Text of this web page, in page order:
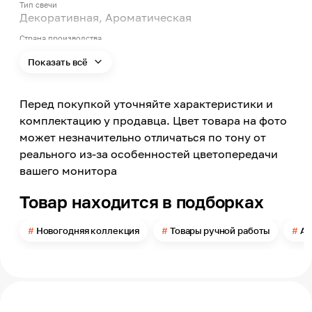
Тип свечи
Декоративная, Ароматическая
Страна производства
Семейство аромата
Гурманский
Ноты аромата
Мускус, Сандал, Лимон, Пачули, Карамель,
Ваниль, Коричневый сахар
Белый
Жемчужный
Показать всё
Перед покупкой уточняйте характеристики и
комплектацию у продавца. Цвет товара на фото
может незначительно отличаться по тону от
реального из-за особенностей цветопередачи
вашего монитора
Товар находится в подборках
Новогодняя коллекция Товары ручной работы